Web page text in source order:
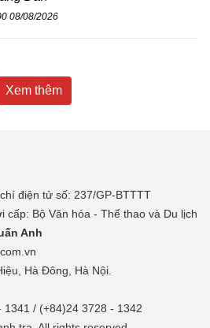
08/08/2026
Xem thêm
điện tử số: 237/GP-BTTTT
cấp: Bộ Văn hóa - Thể thao và Du lịch
Anh
Hà Đông, Hà Nội.
/ (+84)24 3728 - 1342